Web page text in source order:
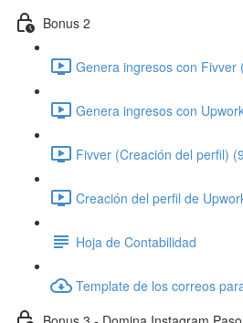
Bonus 2
Genera ingresos con Fivver
Genera ingresos con
Fivver (Creación del perfil)
Creación del perfil de
Hoja de Contabilidad
Template de los correos